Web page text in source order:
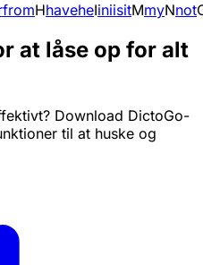
fromHhaveheIiniisitMmyNnot
at låse op for alt
Download DictoGo-
til at huske og